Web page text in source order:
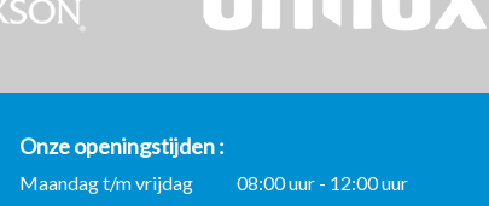
Onze openingstijden
Maandag t/m vrijdag
08:00 uur - 12:00 uur